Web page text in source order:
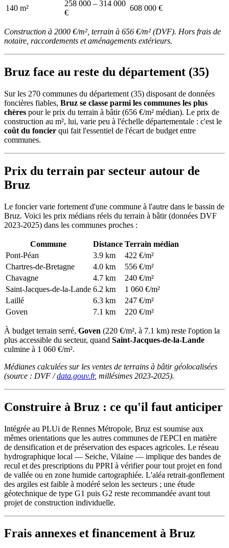
140 m²
258 000 – 314 000
€
608 000 €
Construction à 2000 €/m², terrain à 656 €/m² (DVF). Hors frais de
notaire, raccordements et aménagements extérieurs.
Bruz face au reste du département (35)
Sur les 270 communes du département (35) disposant de données
foncières fiables, Bruz se classe parmi les communes les plus
chères pour le prix du terrain à bâtir (656 €/m² médian). Le prix de
construction au m², lui, varie peu à l'échelle départementale : c'est le
coût du foncier qui fait l'essentiel de l'écart de budget entre
communes.
Prix du terrain par secteur autour de
Bruz
Le foncier varie fortement d'une commune à l'autre dans le bassin de
Bruz. Voici les prix médians réels du terrain à bâtir (données DVF
2023-2025) dans les communes proches :
Commune Distance Terrain médian
Pont-Péan
3.9 km
422 €/m²
Chartres-de-Bretagne
4.0 km
556 €/m²
Chavagne
4.7 km
240 €/m²
Saint-Jacques-de-la-Lande 6.2 km
1 060 €/m²
Laillé
6.3 km
247 €/m²
Goven
7.1 km 220 €/m²
À budget terrain serré, Goven (220 €/m², à 7.1 km) reste l'option la
plus accessible du secteur, quand Saint-Jacques-de-la-Lande
culmine à 1 060 €/m².
Médianes calculées sur les ventes de terrains à bâtir géolocalisées
(source : DVF /data.gouv.fr, millésimes 2023-2025).
Construire à Bruz : ce qu'il faut anticiper
Intégrée au PLUi de Rennes Métropole, Bruz est soumise aux
mêmes orientations que les autres communes de l'EPCI en matière
de densification et de préservation des espaces agricoles. Le réseau
hydrographique local — Seiche, Vilaine — implique des bandes de
recul et des prescriptions du PPRI à vérifier pour tout projet en fond
de vallée ou en zone humide cartographiée. L'aléa retrait-gonflement
des argiles est faible à modéré selon les secteurs ; une étude
géotechnique de type G1 puis G2 reste recommandée avant tout
projet de construction individuelle.
Frais annexes et financement à Bruz